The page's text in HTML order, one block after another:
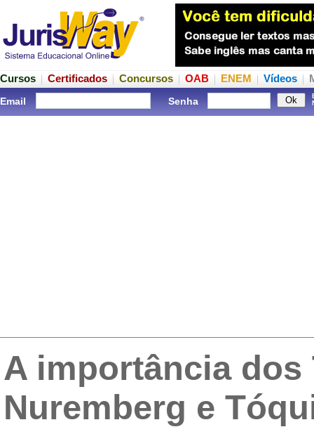
Cursos Certificados Concursos OAB ENEM Vídeos
Email Senha
A importância
Nuremberg e